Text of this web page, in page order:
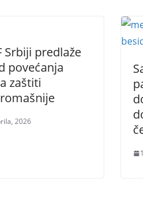
Srbiji predlaže
povećanja
zaštiti
2026